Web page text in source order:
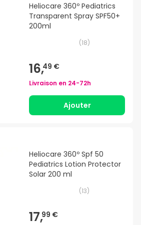
Heliocare 360º Pediatrics
Transparent Spray SPF50+
200ml
(18)
16,49 €
Livraison en 24-72h
Ajouter
Heliocare 360º Spf 50
Pediatrics Lotion Protector
Solar 200 ml
(13)
17,99 €